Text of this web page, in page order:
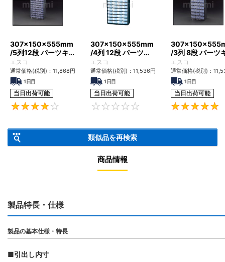
307x150x555mm
/5列12段 パーツキ
ャビネツト
エスコ
通常価格(税別)： 11,868円
1日目
当日出荷可能
4
307×150×555mm
/4列 12段 パーツキ
ャビネット
エスコ
通常価格(税別)： 11,536円
1日目
当日出荷可能
0
/3列 8段 パーツ
ビネツト
エスコ
通常価格(税別)：
1日目
当日出荷可能
類似品を再検索
商品情報
製品特長・仕様
製品の基本仕様・特長
■引出し内寸